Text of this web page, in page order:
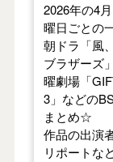
2026年の4
曜日ごとの
朝ドラ「風
ブラザーズ
曜劇場「
3」などの
まとめ☆
作品の出演
リポートな